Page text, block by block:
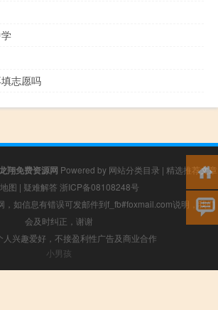
志愿吗
龙翔免费资源网 Powered by 网站分类目录 | 精选推荐文章
图 | 疑难解答 浙ICP备08108248号
，如信息有错误可发邮件到f_fb#foxmail.com说明，我们
会及时纠正，谢谢
人兴趣爱好，不接盈利性广告及商业合作
小男孩